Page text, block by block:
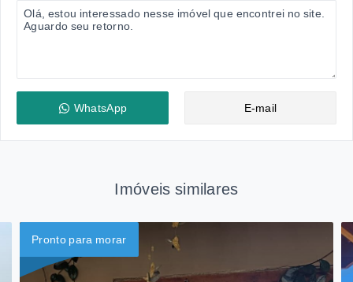
WhatsApp E-mail
Imóveis similares
Pronto para morar